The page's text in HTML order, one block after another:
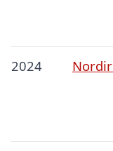
2024